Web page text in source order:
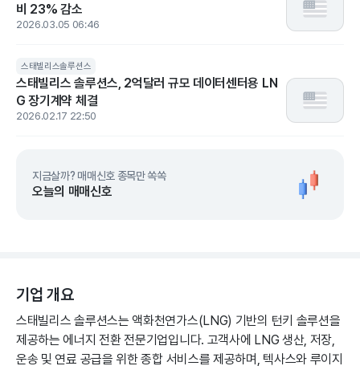
비 23% 감소
2026.03.05 06:46
스태빌리스솔루션스
스태빌리스 솔루션스, 2억달러 규모 데이터센터용 LN
G 장기계약 체결
2026.02.17 22:50
지금살까? 매매신호 종목만 쏙쏙
오늘의 매매신호
기업 개요
스태빌리스 솔루션스는 액화천연가스(LNG) 기반의 턴키 솔루션을
제공하는 에너지 전환 전문기업입니다. 고객사에 LNG 생산, 저장,
운송 및 연료 공급을 위한 종합 서비스를 제공하며, 텍사스와 루이지